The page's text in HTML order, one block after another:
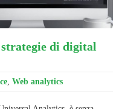
di digital
, Web analytics